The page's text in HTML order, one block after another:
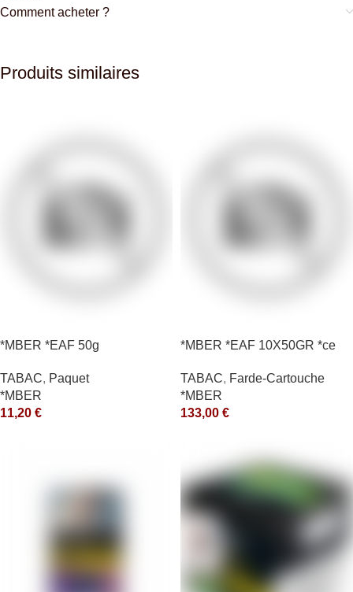
Comment acheter ?
Produits similaires
*MBER *EAF 50g
TABAC, Paquet
*MBER
11,20 €
*MBER *EAF 10X50GR *ce
TABAC, Farde-Cartouche
*MBER
133,00 €